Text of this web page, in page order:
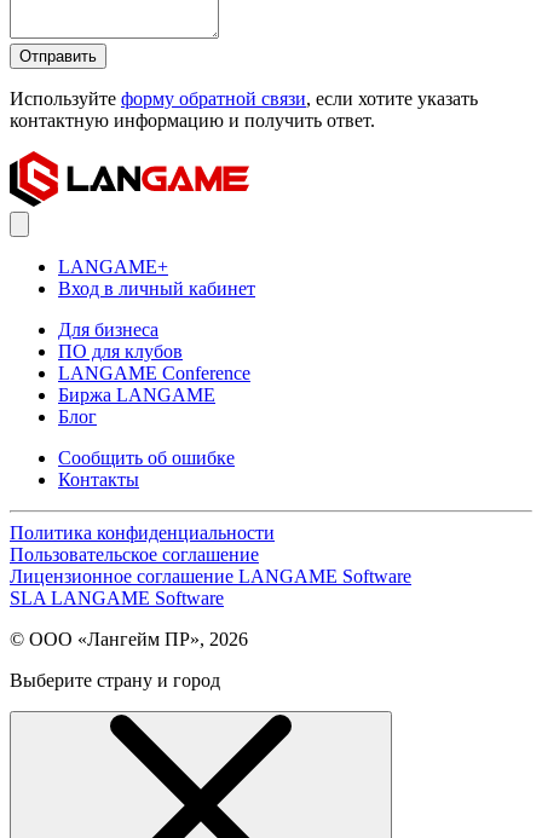
Отправить
Используйте форму обратной связи, если хотите указать
контактную информацию и получить ответ.
LANGAME+
Вход в личный кабинет
Для бизнеса
ПО для клубов
LANGAME Conference
Биржа LANGAME
Блог
Сообщить об ошибке
Контакты
Политика конфиденциальности
Пользовательское соглашение
Лицензионное соглашение LANGAME Software
SLA LANGAME Software
© ООО «Лангейм ПР», 2026
Выберите страну и город